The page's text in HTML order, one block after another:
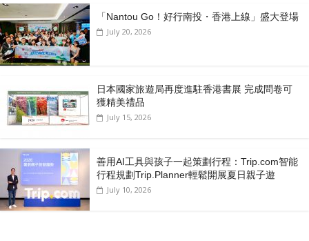
「Nantou Go！好行南投・香港上線」盛大登場
July 20, 2026
日本國家旅遊局再度進駐香港書展 完成問卷可
獲精美禮品
July 15, 2026
善用AI工具與孩子一起策劃行程：Trip.com智能
行程規劃Trip.Planner輕鬆開展夏日親子遊
July 10, 2026